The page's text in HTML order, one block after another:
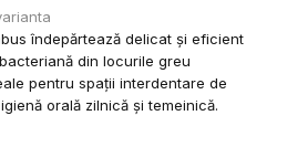
îndepărtează delicat și eficient
din locurile greu
pentru spații interdentare de
orală zilnică și temeinică.